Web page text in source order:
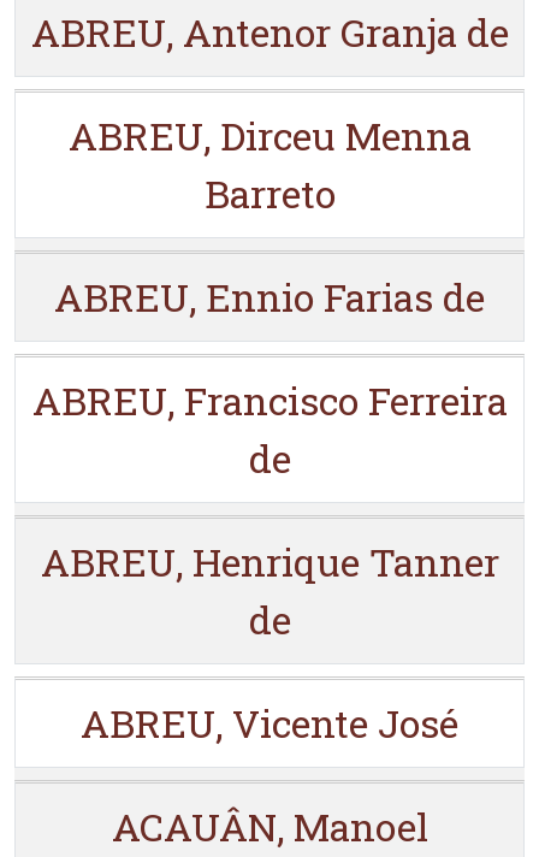
ABREU, Antenor Granja de
ABREU, Dirceu Menna
Barreto
ABREU, Ennio Farias de
ABREU, Francisco Ferreira
de
ABREU, Henrique Tanner
de
ABREU, Vicente José
ACAUÂN, Manoel